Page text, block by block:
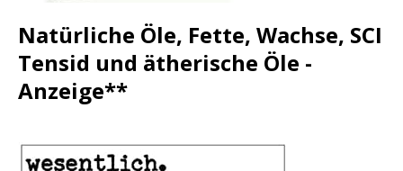
Natürliche Öle, Fette, Wachse, SCI
Tensid und ätherische Öle -
Anzeige**